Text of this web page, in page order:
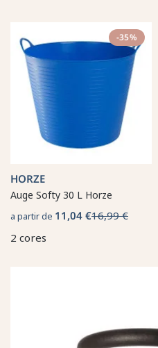
-35%
HORZE
Auge Softy 30 L Horze
a partir de 11,04 €16,99 €
2 cores